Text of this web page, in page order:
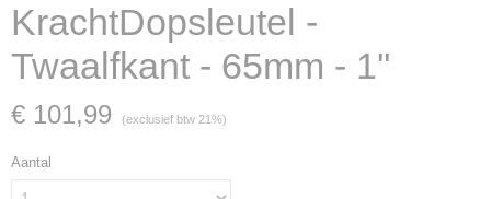
KrachtDopsleutel -
Twaalfkant - 65mm - 1''
€ 101,99 (exclusief btw 21%)
Aantal